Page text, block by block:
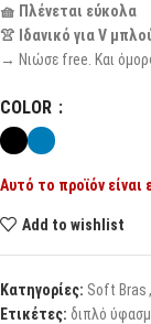
🧺 Πλένεται εύκολα
👚 Ιδανικό για V
→ Νιώσε free. Και
COLOR
Αυτό το προϊόν
Add to wishlist
Κατηγορίες: Soft Bras,
Ετικέτες: διπλό